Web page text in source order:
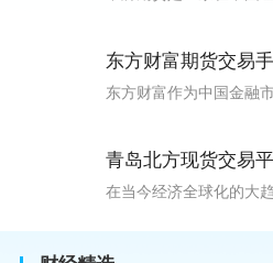
东方财富期货交易
青岛北方现货交易